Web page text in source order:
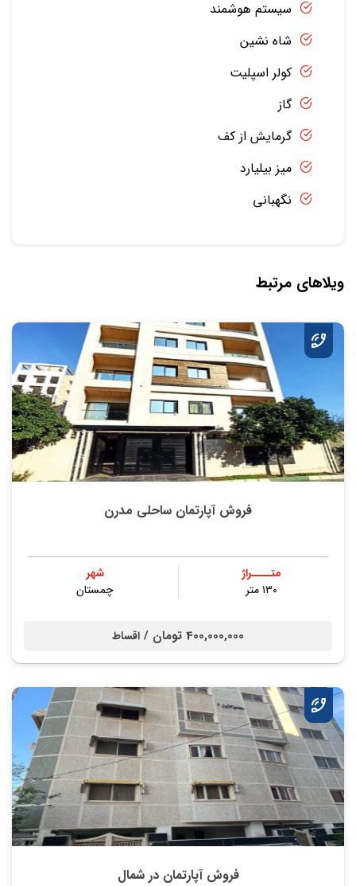
سیستم هوشمند
شاه نشین
کولر اسپلیت
گاز
گرمایش از کف
میز بیلیارد
نگهبانی
ویلاهای مرتبط
فروش آپارتمان ساحلی مدرن
متــــراژ
۱۳۰ متر
شهر
چمستان
400,000,000 تومان / اقساط
فروش آپارتمان در شمال